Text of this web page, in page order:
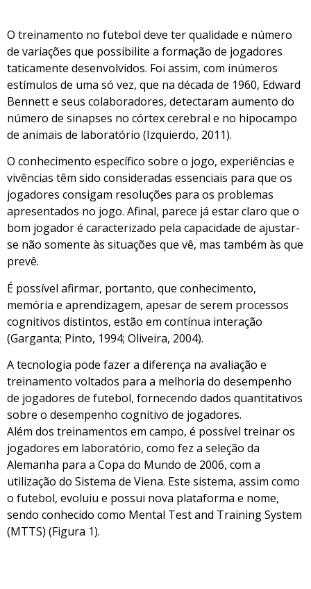
O treinamento no futebol deve ter qualidade e número
de variações que possibilite a formação de jogadores
taticamente desenvolvidos. Foi assim, com inúmeros
estímulos de uma só vez, que na década de 1960, Edward
Bennett e seus colaboradores, detectaram aumento do
número de sinapses no córtex cerebral e no hipocampo
de animais de laboratório (Izquierdo, 2011).
O conhecimento específico sobre o jogo, experiências e
vivências têm sido consideradas essenciais para que os
jogadores consigam resoluções para os problemas
apresentados no jogo. Afinal, parece já estar claro que o
bom jogador é caracterizado pela capacidade de ajustar-
se não somente às situações que vê, mas também às que
prevê.
É possível afirmar, portanto, que conhecimento,
memória e aprendizagem, apesar de serem processos
cognitivos distintos, estão em contínua interação
(Garganta; Pinto, 1994; Oliveira, 2004).
A tecnologia pode fazer a diferença na avaliação e
treinamento voltados para a melhoria do desempenho
de jogadores de futebol, fornecendo dados quantitativos
sobre o desempenho cognitivo de jogadores.
Além dos treinamentos em campo, é possível treinar os
jogadores em laboratório, como fez a seleção da
Alemanha para a Copa do Mundo de 2006, com a
utilização do Sistema de Viena. Este sistema, assim como
o futebol, evoluiu e possui nova plataforma e nome,
sendo conhecido como Mental Test and Training System
(MTTS) (Figura 1).